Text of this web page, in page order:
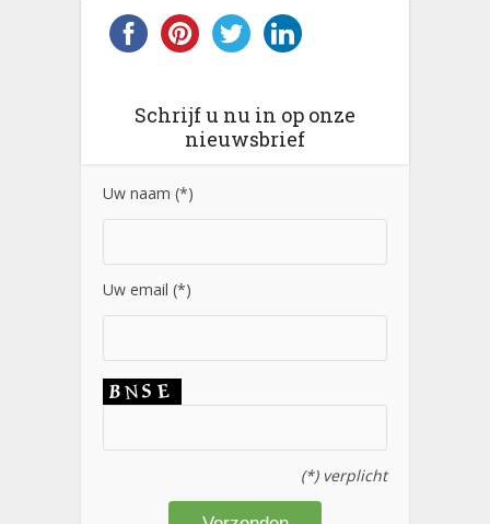
Schrijf u nu in op onze
nieuwsbrief
Uw naam (*)
Uw email (*)
(*) verplicht